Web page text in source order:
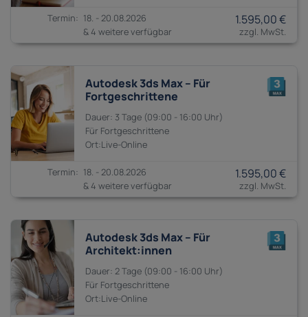
18. - 20.08.2026
& 4 weitere verfügbar
1.595,00 €
Autodesk 3ds Max – Für
Fortgeschrittene
3 Tage 09:00 - 16:00
Fortgeschrittene
18. - 20.08.2026
& 4 weitere verfügbar
1.595,00 €
Autodesk 3ds Max – Für
Architekt:innen
2 Tage 09:00 - 16:00
Fortgeschrittene